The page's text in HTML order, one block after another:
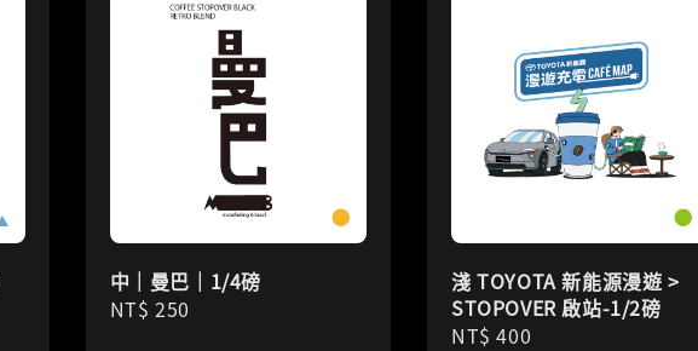
中｜曼巴｜1/4磅
Regular
NT$ 250
淺 TOYOTA 新能源漫遊 >
STOPOVER 啟站-1/2磅
Regular
NT$ 400